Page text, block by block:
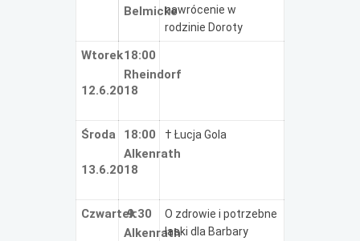
Belmickenawrócenie w
rodzinie Doroty
Wtorek
12.6.2018
18:00
Rheindorf
Środa
13.6.2018
18:00
Alkenrath
† Łucja Gola
Czwartek9:30
Alkenrath
O zdrowie i potrzebne
łaski dla Barbary